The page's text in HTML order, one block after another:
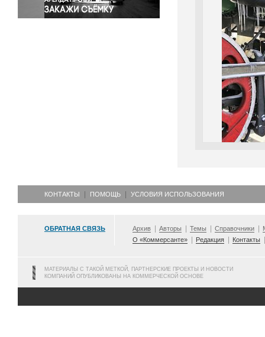
КОНТАКТЫ ПОМОЩЬ УСЛОВИЯ ИСПОЛЬЗОВАНИЯ
ОБРАТНАЯ СВЯЗЬ Архив Авторы Темы Справочники
О «Коммерсанте»
Редакция Контакты
МАТЕРИАЛЫ С ТАКОЙ МЕТКОЙ, ПАРТНЕРСКИЕ ПРОЕКТЫ И НОВОСТИ
КОМПАНИЙ ОПУБЛИКОВАНЫ НА КОММЕРЧЕСКОЙ ОСНОВЕ